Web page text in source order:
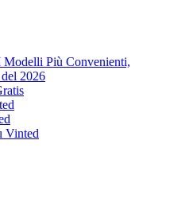
Più Convenienti,
2026
Vinted